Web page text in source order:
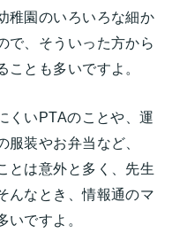
稚園のいろいろな細か
で、そういった方から
とも多いですよ。
くいPTAのことや、運
装やお弁当など、
とは意外と多く、先生
んなとき、情報通のマ
いですよ。